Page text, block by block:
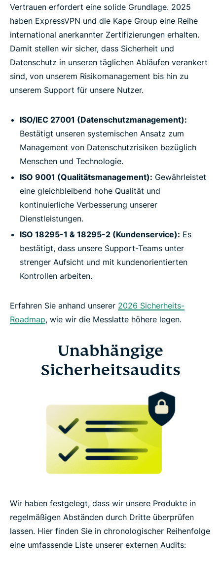
Vertrauen erfordert eine solide Grundlage. 2025
haben ExpressVPN und die Kape Group eine Reihe
international anerkannter Zertifizierungen erhalten.
Damit stellen wir sicher, dass Sicherheit und
Datenschutz in unseren täglichen Abläufen verankert
sind, von unserem Risikomanagement bis hin zu
unserem Support für unsere Nutzer.
ISO/IEC 27001 (Datenschutzmanagement):
Bestätigt unseren systemischen Ansatz zum
Management von Datenschutzrisiken bezüglich
Menschen und Technologie.
ISO 9001 (Qualitätsmanagement): Gewährleistet
eine gleichbleibend hohe Qualität und
kontinuierliche Verbesserung unserer
Dienstleistungen.
ISO 18295-1 & 18295-2 (Kundenservice): Es
bestätigt, dass unsere Support-Teams unter
strenger Aufsicht und mit kundenorientierten
Kontrollen arbeiten.
Erfahren Sie anhand unserer 2026 Sicherheits-
Roadmap, wie wir die Messlatte höhere legen.
Unabhängige
Sicherheitsaudits
Wir haben festgelegt, dass wir unsere Produkte in
regelmäßigen Abständen durch Dritte überprüfen
lassen. Hier finden Sie in chronologischer Reihenfolge
eine umfassende Liste unserer externen Audits: